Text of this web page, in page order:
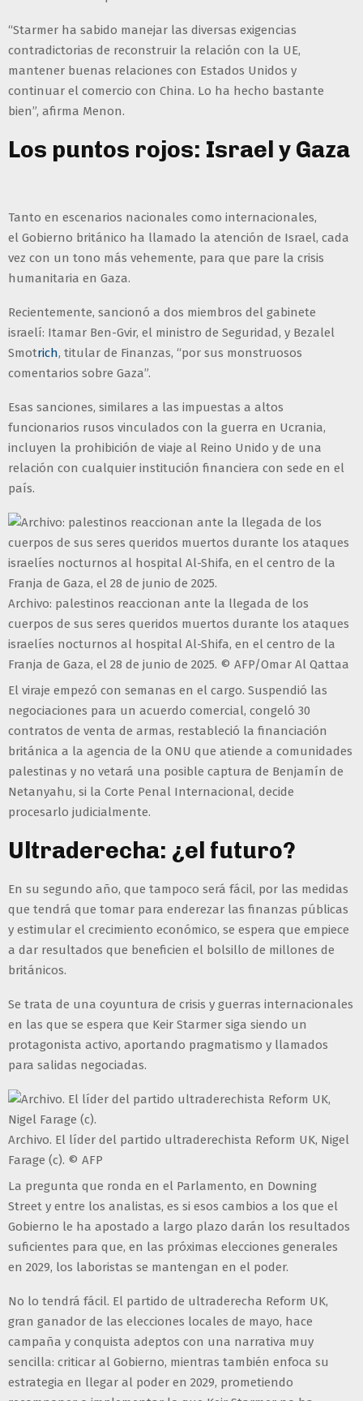
“Starmer ha sabido manejar las diversas exigencias
contradictorias de reconstruir la relación con la UE,
mantener buenas relaciones con Estados Unidos y
continuar el comercio con China. Lo ha hecho bastante
bien”, afirma Menon.
Los puntos rojos: Israel y Gaza
Tanto en escenarios nacionales como internacionales,
el Gobierno británico ha llamado la atención de Israel, cada
vez con un tono más vehemente, para que pare la crisis
humanitaria en Gaza.
Recientemente, sancionó a dos miembros del gabinete
israelí: Itamar Ben-Gvir, el ministro de Seguridad, y Bezalel
Smotrich, titular de Finanzas, “por sus monstruosos
comentarios sobre Gaza”.
Esas sanciones, similares a las impuestas a altos
funcionarios rusos vinculados con la guerra en Ucrania,
incluyen la prohibición de viaje al Reino Unido y de una
relación con cualquier institución financiera con sede en el
país.
Archivo: palestinos reaccionan ante la llegada de los
cuerpos de sus seres queridos muertos durante los ataques
israelíes nocturnos al hospital Al-Shifa, en el centro de la
Franja de Gaza, el 28 de junio de 2025. © AFP/Omar Al Qattaa
El viraje empezó con semanas en el cargo. Suspendió las
negociaciones para un acuerdo comercial, congeló 30
contratos de venta de armas, restableció la financiación
británica a la agencia de la ONU que atiende a comunidades
palestinas y no vetará una posible captura de Benjamín de
Netanyahu, si la Corte Penal Internacional, decide
procesarlo judicialmente.
Ultraderecha: ¿el futuro?
En su segundo año, que tampoco será fácil, por las medidas
que tendrá que tomar para enderezar las finanzas públicas
y estimular el crecimiento económico, se espera que empiece
a dar resultados que beneficien el bolsillo de millones de
británicos.
Se trata de una coyuntura de crisis y guerras internacionales
en las que se espera que Keir Starmer siga siendo un
protagonista activo, aportando pragmatismo y llamados
para salidas negociadas.
Archivo. El líder del partido ultraderechista Reform UK, Nigel
Farage (c). © AFP
La pregunta que ronda en el Parlamento, en Downing
Street y entre los analistas, es si esos cambios a los que el
Gobierno le ha apostado a largo plazo darán los resultados
suficientes para que, en las próximas elecciones generales
en 2029, los laboristas se mantengan en el poder.
No lo tendrá fácil. El partido de ultraderecha Reform UK,
gran ganador de las elecciones locales de mayo, hace
campaña y conquista adeptos con una narrativa muy
sencilla: criticar al Gobierno, mientras también enfoca su
estrategia en llegar al poder en 2029, prometiendo